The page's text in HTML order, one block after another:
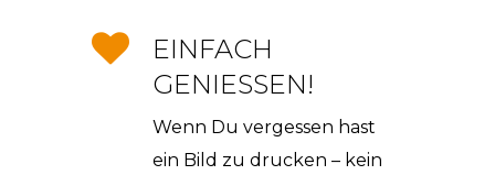
EINFACH
GENIESSEN!
Wenn Du vergessen hast
ein Bild zu drucken – kein